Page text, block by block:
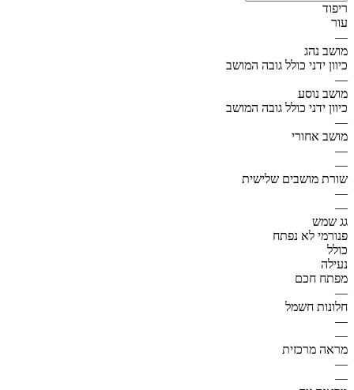
ריפוד
עור
—
מושב נהג
כיוון ידני כולל גובה המושב
—
מושב נוסע
כיוון ידני כולל גובה המושב
—
מושב אחורי
—
—
שורת מושבים שלישית
—
—
גג שמש
פנורמי לא נפתח
כולל
נעילה
מפתח חכם
—
חלונות חשמל
—
—
מראה מרכזית
—
—